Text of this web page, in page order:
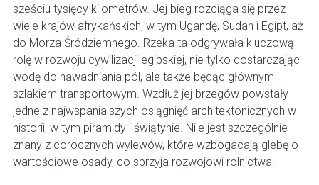
sześciu tysięcy kilometrów. Jej bieg rozciąga się przez
wiele krajów afrykańskich, w tym Ugandę, Sudan i Egipt, aż
do Morza Śródziemnego. Rzeka ta odgrywała kluczową
rolę w rozwoju cywilizacji egipskiej, nie tylko dostarczając
wodę do nawadniania pól, ale także będąc głównym
szlakiem transportowym. Wzdłuż jej brzegów powstały
jedne z najwspanialszych osiągnięć architektonicznych w
historii, w tym piramidy i świątynie. Nile jest szczególnie
znany z corocznych wylewów, które wzbogacają glebę o
wartościowe osady, co sprzyja rozwojowi rolnictwa.